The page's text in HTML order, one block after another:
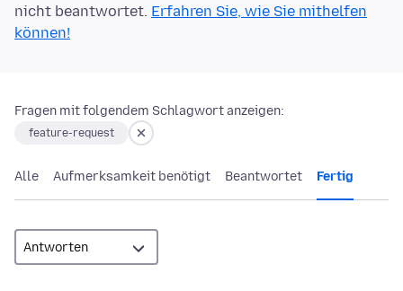
nicht beantwortet. Erfahren Sie, wie Sie mithelfen
können!
Fragen mit folgendem Schlagwort anzeigen:
feature-request
Alle Aufmerksamkeit benötigt Beantwortet Fertig